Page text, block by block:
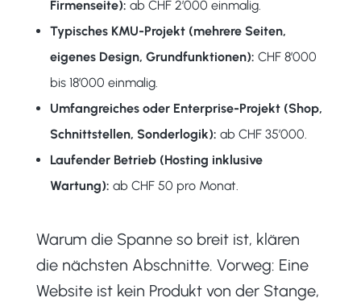
Firmenseite): ab CHF 2’000 einmalig.
Typisches KMU-Projekt (mehrere Seiten,
eigenes Design, Grundfunktionen): CHF 8’000
bis 18’000 einmalig.
Umfangreiches oder Enterprise-Projekt (Shop,
Schnittstellen, Sonderlogik): ab CHF 35’000.
Laufender Betrieb (Hosting inklusive
Wartung): ab CHF 50 pro Monat.
Warum die Spanne so breit ist, klären
die nächsten Abschnitte. Vorweg: Eine
Website ist kein Produkt von der Stange,